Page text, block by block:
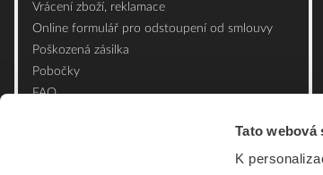
Tato webová
K
Vrácení zboží, reklamace
Online formulář pro odstoupení od smlouvy
Poškozená zásilka
Pobočky
FAQ